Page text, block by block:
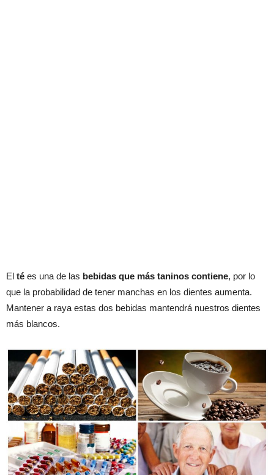
El té es una de las bebidas que más taninos contiene, por lo
que la probabilidad de tener manchas en los dientes aumenta.
Mantener a raya estas dos bebidas mantendrá nuestros dientes
más blancos.